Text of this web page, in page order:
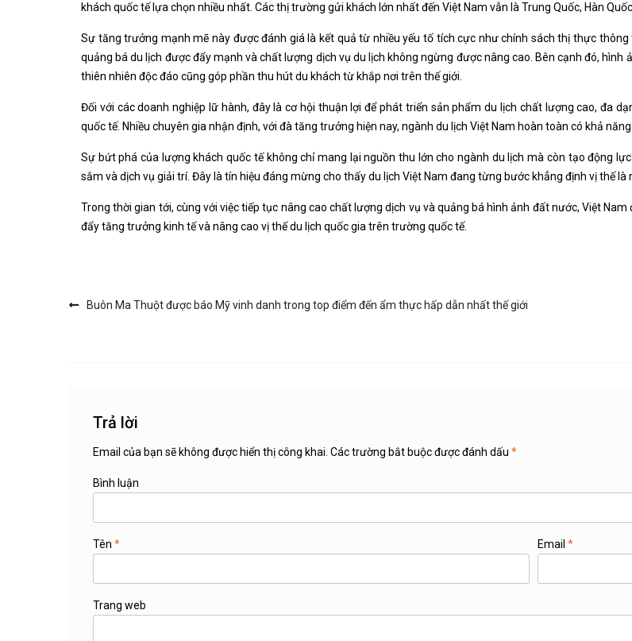
khách quốc tế lựa chọn nhiều nhất. Các thị trường gửi khách lớn nhất đến Việt Nam vẫn là Trung Quốc, Hàn
Sự tăng trưởng mạnh mẽ này được đánh giá là kết quả từ nhiều yếu tố tích cực như chính sách thị thực
quảng bá du lịch được đẩy mạnh và chất lượng dịch vụ du lịch không ngừng được nâng cao. Bên cạnh đó,
thiên nhiên độc đáo cũng góp phần thu hút du khách từ khắp nơi trên thế giới.
Đối với các doanh nghiệp lữ hành, đây là cơ hội thuận lợi để phát triển sản phẩm du lịch chất lượng cao, đa
quốc tế. Nhiều chuyên gia nhận định, với đà tăng trưởng hiện nay, ngành du lịch Việt Nam hoàn toàn có khả
Sự bứt phá của lượng khách quốc tế không chỉ mang lại nguồn thu lớn cho ngành du lịch mà còn tạo động
sắm và dịch vụ giải trí. Đây là tín hiệu đáng mừng cho thấy du lịch Việt Nam đang từng bước khẳng định vị thế
Trong thời gian tới, cùng với việc tiếp tục nâng cao chất lượng dịch vụ và quảng bá hình ảnh đất nước, Việt
đẩy tăng trưởng kinh tế và nâng cao vị thế du lịch quốc gia trên trường quốc tế.
Điều hướng bài viết
Buôn Ma Thuột được báo Mỹ vinh danh trong top điểm đến ẩm thực hấp dẫn nhất thế giới
Trả lời
Email của bạn sẽ không được hiển thị công khai. Các trường bắt buộc được đánh dấu *
Bình luận
Tên * Email *
Trang web